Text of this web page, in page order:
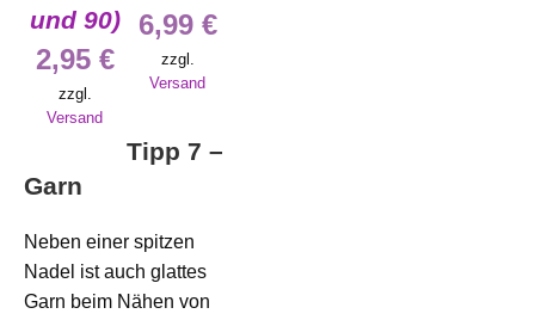
und 90)
2,95 €
zzgl.
Versand
6,99 €
zzgl.
Versand
Tipp 7 –
Garn
Neben einer spitzen
Nadel ist auch glattes
Garn beim Nähen von